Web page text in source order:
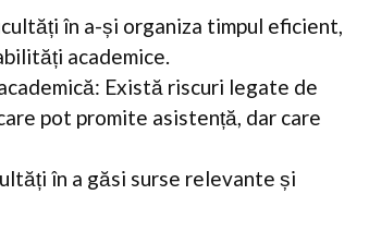
în a-și organiza timpul eficient,
academice.
Există riscuri legate de
pot promite asistență, dar care
în a găsi surse relevante și